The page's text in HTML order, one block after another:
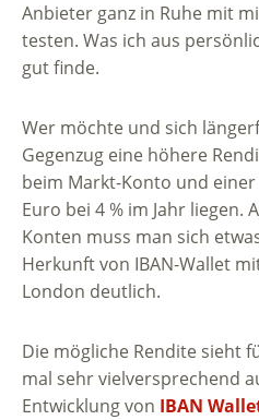
Anbieter ganz in Ruhe mit
testen. Was ich aus
gut finde.
Wer möchte und sich
Gegenzug eine höhere
beim Markt-Konto und
Euro bei 4 % im Jahr liegen.
Konten muss man sich
Herkunft von IBAN-Wallet
London deutlich.
Die mögliche Rendite sieht
mal sehr vielversprechend
Entwicklung von IBAN